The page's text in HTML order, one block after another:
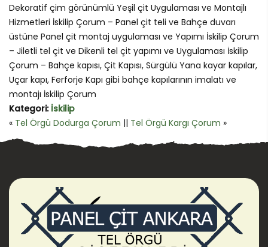
Dekoratif çim görünümlü Yeşil çit Uygulaması ve Montajlı
Hizmetleri İskilip Çorum – Panel çit teli ve Bahçe duvarı
üstüne Panel çit montaj uygulaması ve Yapımı İskilip Çorum
– Jiletli tel çit ve Dikenli tel çit yapımı ve Uygulaması İskilip
Çorum – Bahçe kapısı, Çit Kapısı, Sürgülü Yana kayar kapılar,
Uçar kapı, Ferforje Kapı gibi bahçe kapılarının imalatı ve
montajı İskilip Çorum
Kategori: İskilip
« Tel Örgü Dodurga Çorum || Tel Örgü Kargı Çorum »